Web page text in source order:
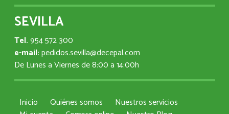
SEVILLA
Tel.954 572 300
e-mail:pedidos.sevilla@decepal.com
De Lunes a Viernes de 8:00 a 14:00h
Inicio Quiénes somos
Nuestros servicios